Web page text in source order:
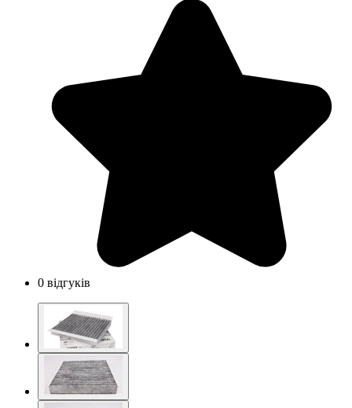
0 відгуків